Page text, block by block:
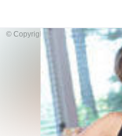
© Copyright: